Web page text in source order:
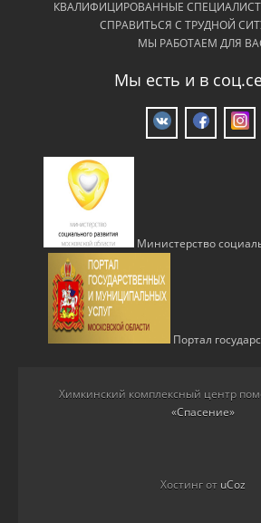
КВАЛИФИЦИРОВАННЫЕ
СПРАВИТЬСЯ С ТРУДНОЙ
МЫ РАБОТАЕМ ДЛЯ
Мы есть и в
Министерство
Портал
Химкинский комплексный центр
«Спасение»
Хостинг от uCoz